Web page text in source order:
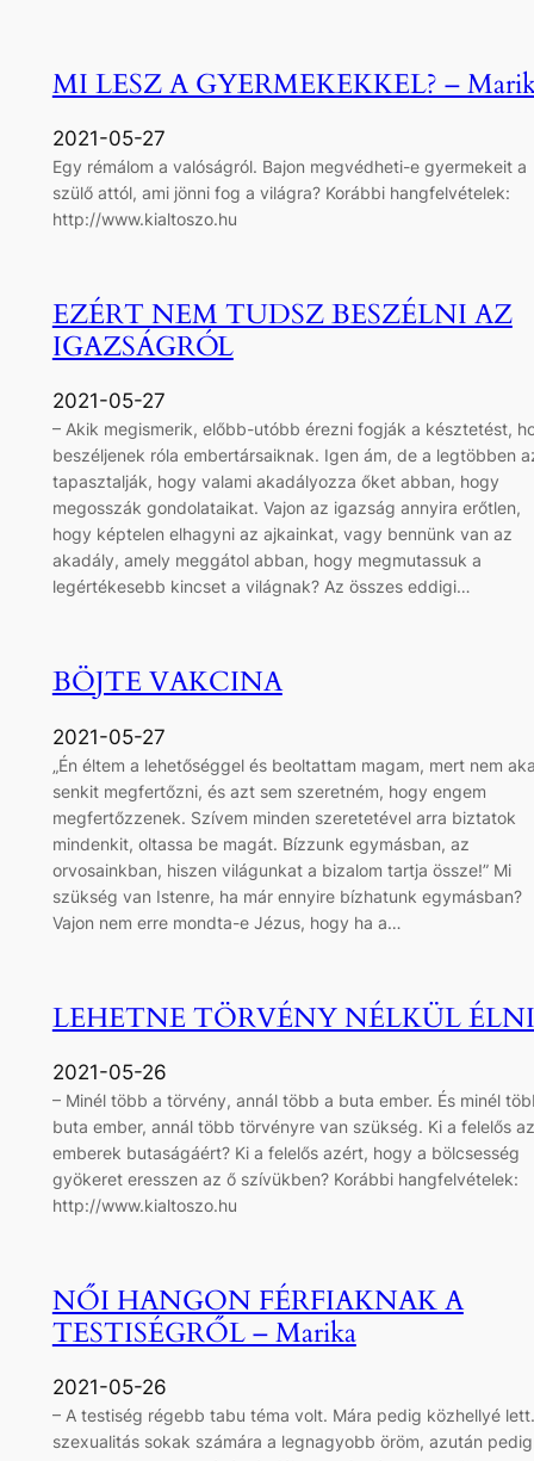
MI LESZ A GYERMEKEKKEL? –
2021-05-27
Egy rémálom a valóságról. Bajon megvédheti-e gyermekeit a
szülő attól, ami jönni fog a világra? Korábbi hangfelvételek:
http://www.kialtoszo.hu
EZÉRT NEM TUDSZ BESZÉLNI AZ
IGAZSÁGRÓL
2021-05-27
– Akik megismerik, előbb-utóbb érezni fogják a késztetést,
beszéljenek róla embertársaiknak. Igen ám, de a legtöbben
tapasztalják, hogy valami akadályozza őket abban, hogy
megosszák gondolataikat. Vajon az igazság annyira erőtlen,
hogy képtelen elhagyni az ajkainkat, vagy bennünk van az
akadály, amely meggátol abban, hogy megmutassuk a
legértékesebb kincset a világnak? Az összes eddigi…
BÖJTE VAKCINA
2021-05-27
„Én éltem a lehetőséggel és beoltattam magam, mert nem
senkit megfertőzni, és azt sem szeretném, hogy engem
megfertőzzenek. Szívem minden szeretetével arra biztatok
mindenkit, oltassa be magát. Bízzunk egymásban, az
orvosainkban, hiszen világunkat a bizalom tartja össze!” Mi
szükség van Istenre, ha már ennyire bízhatunk egymásban?
Vajon nem erre mondta-e Jézus, hogy ha a…
LEHETNE TÖRVÉNY NÉLKÜL
2021-05-26
– Minél több a törvény, annál több a buta ember. És minél
buta ember, annál több törvényre van szükség. Ki a felelős az
emberek butaságáért? Ki a felelős azért, hogy a bölcsesség
gyökeret eresszen az ő szívükben? Korábbi hangfelvételek:
http://www.kialtoszo.hu
NŐI HANGON FÉRFIAKNAK A
TESTISÉGRŐL – Marika
2021-05-26
– A testiség régebb tabu téma volt. Mára pedig közhellyé
szexualitás sokak számára a legnagyobb öröm, azután